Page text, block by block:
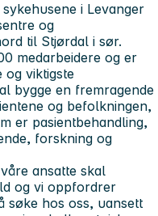
i Levanger
og
til Stjørdal i sør.
medarbeidere og er
og viktigste
bygge en fremragende
og befolkningen,
er pasientbehandling,
forskning og
ansatte skal
og vi oppfordrer
søke hos oss, uansett